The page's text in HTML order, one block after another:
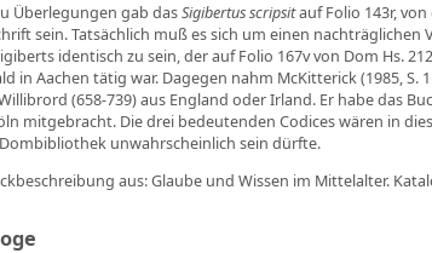
Überlegungen gab dasSigibertus scripsitauf Folio 143r,
sein. Tatsächlich muß es sich um einen
identisch zu sein, der auf Folio 167v von Dom Hs. 212
in Aachen tätig war. Dagegen nahm McKitterick (1985, S.
(658-739) aus England oder Irland. Er habe das
mitgebracht. Die drei bedeutenden Codices wären in
unwahrscheinlich sein dürfte.
aus: Glaube und Wissen im Mittelalter.